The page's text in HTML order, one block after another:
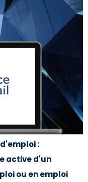
:
active d'un
ou en emploi